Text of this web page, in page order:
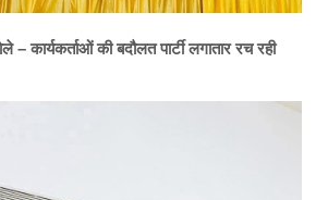
– कार्यकर्ताओं की बदौलत पार्टी लगातार रच रही